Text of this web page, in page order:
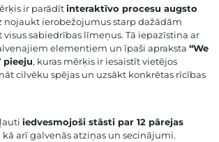
ir parādītinteraktīvo procesu augsto
nojaukt ierobežojumus starp dažādām
sabiedrības līmeņus. Tā iepazīstina ar
elementiem un īpaši apraksta “We
pieeju, kuras mērķis ir iesaistīt vietējos
cilvēku spējas un uzsākt konkrētas rīcības
iedvesmojoši stāsti par 12 pārejas
kā arī galvenās atziņas un secinājumi.